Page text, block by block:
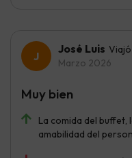
José Luis
Marzo 2026
La comida del buffet,
amabilidad del
Muy bien